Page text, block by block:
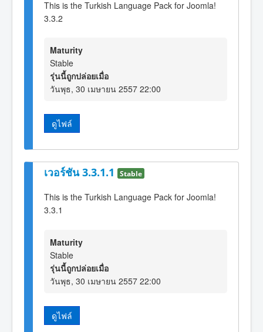
This is the Turkish Language Pack for Joomla!
3.3.2
Maturity
Stable
รุ่นนี้ถูกปล่อยเมื่อ
วันพุธ, 30 เมษายน 2557 22:00
ดูไฟล์
เวอร์ชัน 3.3.1.1 Stable
This is the Turkish Language Pack for Joomla!
3.3.1
Maturity
Stable
รุ่นนี้ถูกปล่อยเมื่อ
วันพุธ, 30 เมษายน 2557 22:00
ดูไฟล์